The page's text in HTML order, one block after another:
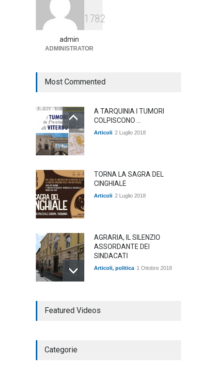
arrivano i pagamenti PAC, la
1782
admin
ADMINISTRATOR
Most Commented
A TARQUINIA I TUMORI
COLPISCONO ...
Articoli 2 Luglio 2018
TORNA LA SAGRA DEL
CINGHIALE
Articoli 2 Luglio 2018
AGRARIA, IL SILENZIO
ASSORDANTE DEI
SINDACATI
Articoli, politica 1 Ottobre 2018
COMMEDIA"
Featured Videos
Categorie